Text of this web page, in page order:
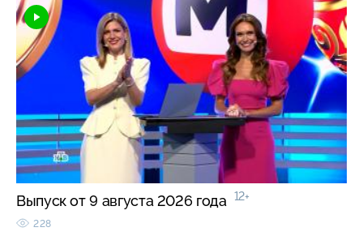
Выпуск от 9 августа 2026 года 12+
228